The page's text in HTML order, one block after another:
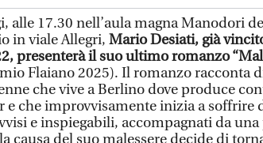
alle 17.30 nell’aula magna Manodori
in viale Allegri, Mario Desiati, già
presenterà il suo ultimo romanzo
Flaiano 2025). Il romanzo racconta
che vive a Berlino dove produce
e che improvvisamente inizia a soffrire
e inspiegabili, accompagnati da
causa del suo malessere decide di